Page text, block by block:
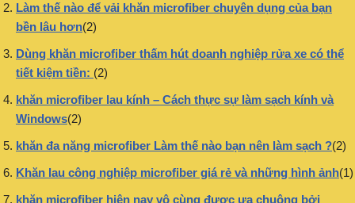
Làm thế nào để vải khăn microfiber chuyên dụng của bạn
bền lâu hơn(2)
Dùng khăn microfiber thấm hút doanh nghiệp rửa xe có thể
tiết kiệm tiền: (2)
khăn microfiber lau kính – Cách thực sự làm sạch kính và
Windows(2)
khăn đa năng microfiber Làm thế nào bạn nên làm sạch ?(2)
Khăn lau công nghiệp microfiber giá rẻ và những hình ảnh(1)
khăn microfiber hiện nay vô cùng được ưa chuộng bởi